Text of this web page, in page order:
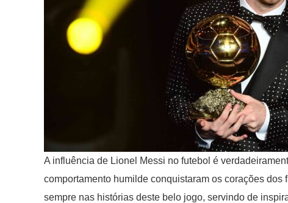
A influência de Lionel Messi no futebol é
comportamento humilde conquistaram os corações
sempre nas histórias deste belo jogo, servindo de